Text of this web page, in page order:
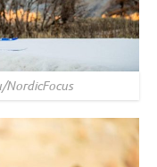
NordicFocus